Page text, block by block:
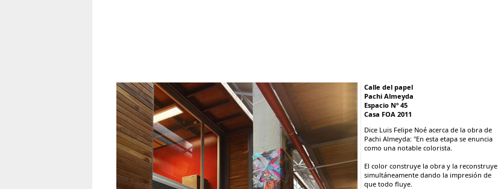
Calle del papel
Pachi Almeyda
Espacio Nº 45
Casa FOA 2011
Dice Luis Felipe Noé acerca de la obra de
Pachi Almeyda: "En esta etapa se enuncia
como una notable colorista.
El color construye la obra y la reconstruye
simultáneamente dando la impresión de
que todo fluye.